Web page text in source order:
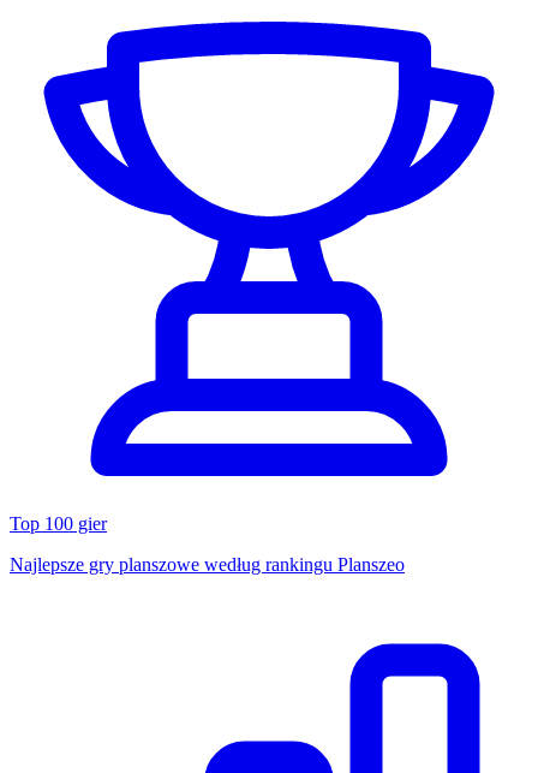
Top 100 gier
Najlepsze gry planszowe według rankingu Planszeo